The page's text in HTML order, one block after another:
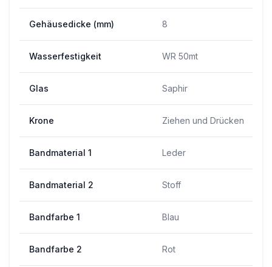
Gehäusedicke (mm) 8
Wasserfestigkeit WR 50mt
Glas Saphir
Krone Ziehen und Drücken
Bandmaterial 1 Leder
Bandmaterial 2 Stoff
Bandfarbe 1 Blau
Bandfarbe 2 Rot